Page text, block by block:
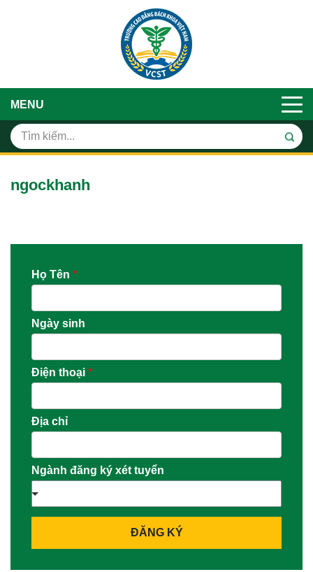
MENU
ngockhanh
Họ Tên *
Ngày sinh
Điện thoại *
Địa chỉ
Ngành đăng ký xét tuyển
ĐĂNG KÝ